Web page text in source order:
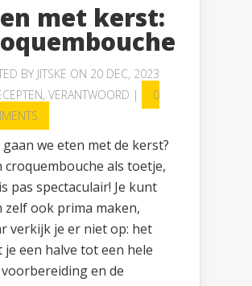
met kerst:
BY JITSKE ON 20 DEC, 2023
, VERANTWOORD |
0
we eten met de kerst?
croquembouche als toetje,
pas spectaculair! Je kunt
zelf ook prima maken,
verkijk je er niet op: het
je een halve tot een hele
en de